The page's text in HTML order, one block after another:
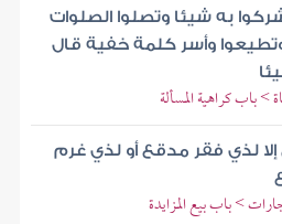
به شيئا وتصلوا الصلوات
وأسر كلمة خفية قال
باب كراهية المسألة
إلا لذي فقر مدقع أو لذي غرم
> باب بيع المزايدة